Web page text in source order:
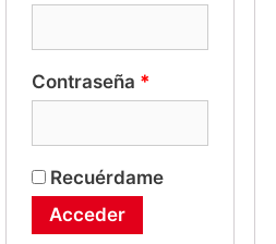
Contraseña *
Recuérdame
Acceder